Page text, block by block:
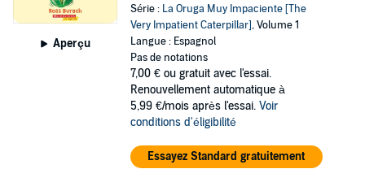
Aperçu
Série : La Oruga Muy Impaciente [The
Very Impatient Caterpillar], Volume 1
Langue : Espagnol
Pas de notations
7,00 € ou gratuit avec l'essai.
Renouvellement automatique à
5,99 €/mois après l'essai. Voir
conditions d'éligibilité
Essayez Standard gratuitement